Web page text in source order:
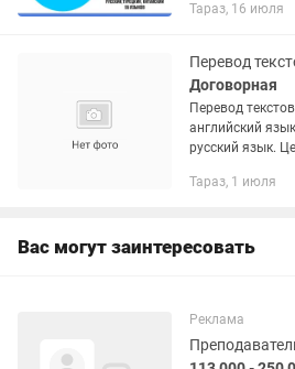
с русского на
Тараз, 16 июля
Перевод
Договорная
Перевод
английский
русский язык.
Тараз, 1 июля
Вас могут заинтересовать
Реклама